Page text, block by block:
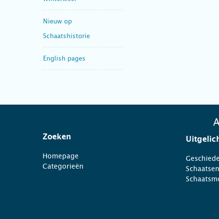
Nieuw op
Schaatshistorie
English pages
Zoeken
Homepage
Categorieën